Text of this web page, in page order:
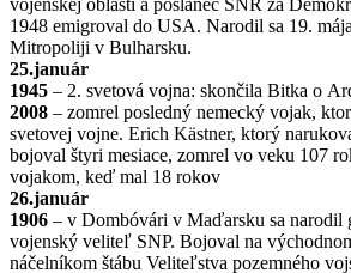
1948 emigroval do USA. Narodil sa 19.
Mitropoliji v Bulharsku.
25.január
1945 – 2. svetová vojna: skončila Bitka o
2008 – zomrel posledný nemecký vojak,
svetovej vojne. Erich Kästner, ktorý
bojoval štyri mesiace, zomrel vo veku 107
vojakom, keď mal 18 rokov
26.január
1906 – v Dombóvári v Maďarsku sa narodil
vojenský veliteľ SNP. Bojoval na
náčelníkom štábu Veliteľstva pozemného